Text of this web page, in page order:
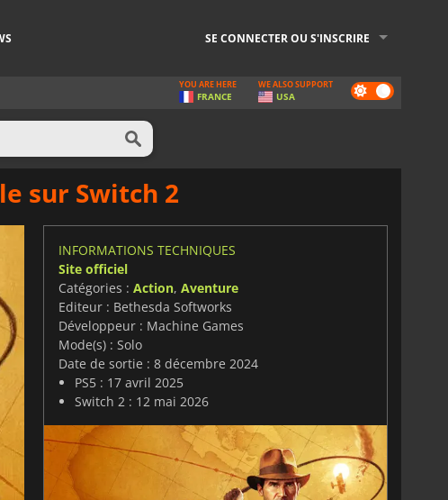
SE CONNECTER OU S'INSCRIRE
Dark
mode
YOU ARE HERE
FRANCE
WE ALSO SUPPORT
USA
sur Switch 2
INFORMATIONS TECHNIQUES
Site officiel
Catégories : Action, Aventure
Editeur : Bethesda Softworks
Développeur : Machine Games
Mode(s) : Solo
Date de sortie : 8 décembre 2024
PS5 : 17 avril 2025
Switch 2 : 12 mai 2026